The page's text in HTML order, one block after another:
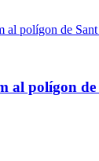
al polígon